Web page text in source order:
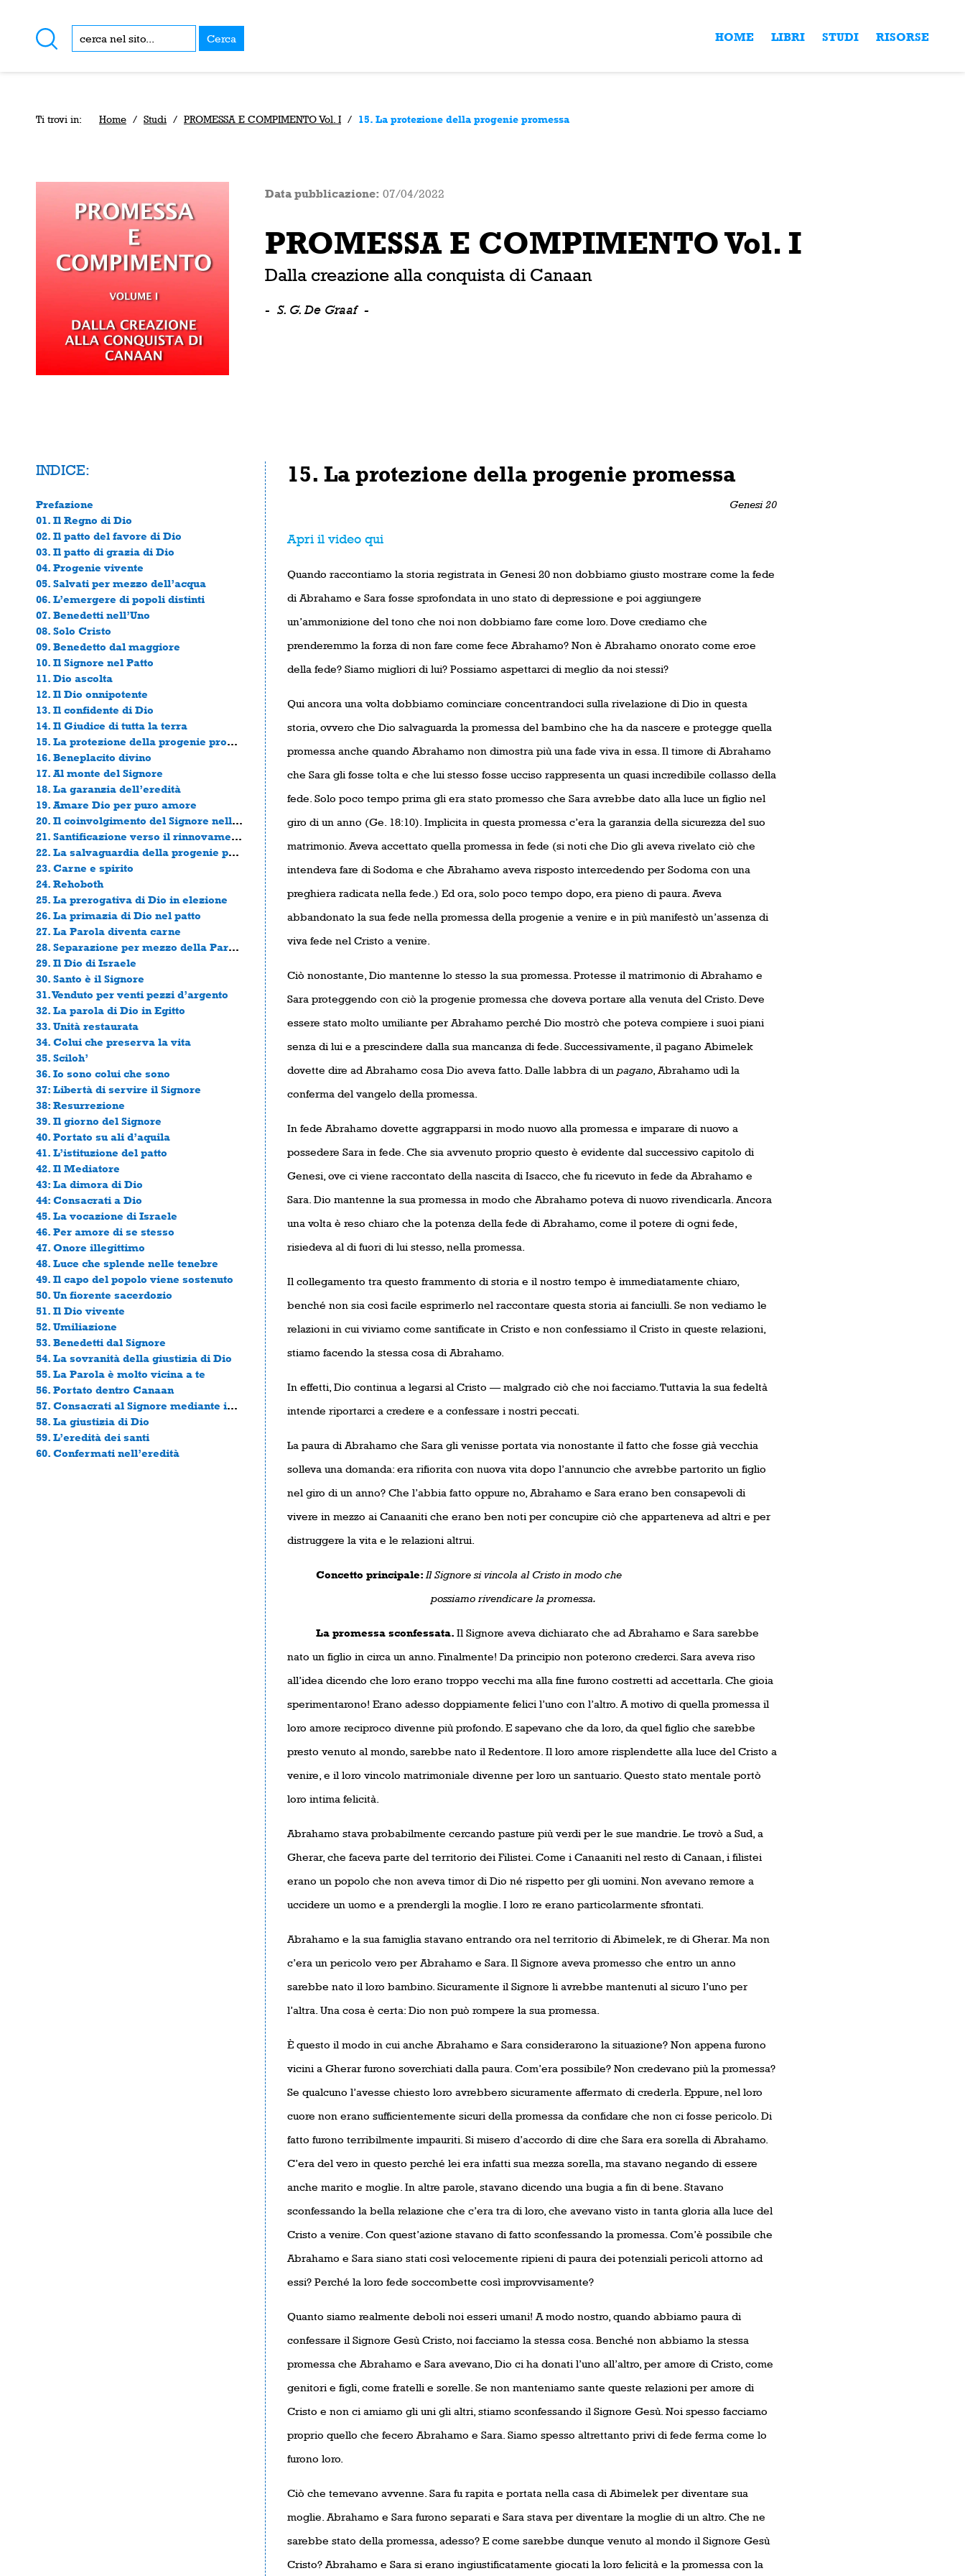
Cerca HOME LIBRI STUDI RISORSE
Ti trovi in: Home / Studi / PROMESSA E COMPIMENTO Vol. I / 15. La protezione della progenie promessa
Data pubblicazione: 07/04/2022
PROMESSA E COMPIMENTO Vol. I
Dalla creazione alla conquista di Canaan
- S. G. De Graaf -
INDICE:
Prefazione
01. Il Regno di Dio
02. Il patto del favore di Dio
03. Il patto di grazia di Dio
04. Progenie vivente
05. Salvati per mezzo dell’acqua
06. L’emergere di popoli distinti
07. Benedetti nell’Uno
08. Solo Cristo
09. Benedetto dal maggiore
10. Il Signore nel Patto
11. Dio ascolta
12. Il Dio onnipotente
13. Il confidente di Dio
14. Il Giudice di tutta la terra
15. La protezione della progenie promessa
16. Beneplacito divino
17. Al monte del Signore
18. La garanzia dell’eredità
19. Amare Dio per puro amore
20. Il coinvolgimento del Signore nella sofferenza umana
21. Santificazione verso il rinnovamento
22. La salvaguardia della progenie pattizia
23. Carne e spirito
24. Rehoboth
25. La prerogativa di Dio in elezione
26. La primazia di Dio nel patto
27. La Parola diventa carne
28. Separazione per mezzo della Parola
29. Il Dio di Israele
30. Santo è il Signore
31. Venduto per venti pezzi d’argento
32. La parola di Dio in Egitto
33. Unità restaurata
34. Colui che preserva la vita
35. Sciloh’
36. Io sono colui che sono
37: Libertà di servire il Signore
38: Resurrezione
39. Il giorno del Signore
40. Portato su ali d’aquila
41. L’istituzione del patto
42. Il Mediatore
43: La dimora di Dio
44: Consacrati a Dio
45. La vocazione di Israele
46. Per amore di se stesso
47. Onore illegittimo
48. Luce che splende nelle tenebre
49. Il capo del popolo viene sostenuto
50. Un fiorente sacerdozio
51. Il Dio vivente
52. Umiliazione
53. Benedetti dal Signore
54. La sovranità della giustizia di Dio
55. La Parola è molto vicina a te
56. Portato dentro Canaan
57. Consacrati al Signore mediante interdetto
58. La giustizia di Dio
59. L’eredità dei santi
60. Confermati nell’eredità
15. La protezione della progenie promessa
Genesi 20
Apri il video qui
Quando raccontiamo la storia registrata in Genesi 20 non dobbiamo giusto mostrare come la fede
di Abrahamo e Sara fosse sprofondata in uno stato di depressione e poi aggiungere
un’ammonizione del tono che noi non dobbiamo fare come loro. Dove crediamo che
prenderemmo la forza di non fare come fece Abrahamo? Non è Abrahamo onorato come eroe
della fede? Siamo migliori di lui? Possiamo aspettarci di meglio da noi stessi?
Qui ancora una volta dobbiamo cominciare concentrandoci sulla rivelazione di Dio in questa
storia, ovvero che Dio salvaguarda la promessa del bambino che ha da nascere e protegge quella
promessa anche quando Abrahamo non dimostra più una fade viva in essa. Il timore di Abrahamo
che Sara gli fosse tolta e che lui stesso fosse ucciso rappresenta un quasi incredibile collasso della
fede. Solo poco tempo prima gli era stato promesso che Sara avrebbe dato alla luce un figlio nel
giro di un anno (Ge. 18:10). Implicita in questa promessa c’era la garanzia della sicurezza del suo
matrimonio. Aveva accettato quella promessa in fede (si noti che Dio gli aveva rivelato ciò che
intendeva fare di Sodoma e che Abrahamo aveva risposto intercedendo per Sodoma con una
preghiera radicata nella fede.) Ed ora, solo poco tempo dopo, era pieno di paura. Aveva
abbandonato la sua fede nella promessa della progenie a venire e in più manifestò un’assenza di
viva fede nel Cristo a venire.
Ciò nonostante, Dio mantenne lo stesso la sua promessa. Protesse il matrimonio di Abrahamo e
Sara proteggendo con ciò la progenie promessa che doveva portare alla venuta del Cristo. Deve
essere stato molto umiliante per Abrahamo perché Dio mostrò che poteva compiere i suoi piani
senza di lui e a prescindere dalla sua mancanza di fede. Successivamente, il pagano Abimelek
dovette dire ad Abrahamo cosa Dio aveva fatto. Dalle labbra di un pagano, Abrahamo udì la
conferma del vangelo della promessa.
In fede Abrahamo dovette aggrapparsi in modo nuovo alla promessa e imparare di nuovo a
possedere Sara in fede. Che sia avvenuto proprio questo è evidente dal successivo capitolo di
Genesi, ove ci viene raccontato della nascita di Isacco, che fu ricevuto in fede da Abrahamo e
Sara. Dio mantenne la sua promessa in modo che Abrahamo poteva di nuovo rivendicarla. Ancora
una volta è reso chiaro che la potenza della fede di Abrahamo, come il potere di ogni fede,
risiedeva al di fuori di lui stesso, nella promessa.
Il collegamento tra questo frammento di storia e il nostro tempo è immediatamente chiaro,
benché non sia così facile esprimerlo nel raccontare questa storia ai fanciulli. Se non vediamo le
relazioni in cui viviamo come santificate in Cristo e non confessiamo il Cristo in queste relazioni,
stiamo facendo la stessa cosa di Abrahamo.
In effetti, Dio continua a legarsi al Cristo — malgrado ciò che noi facciamo. Tuttavia la sua fedeltà
intende riportarci a credere e a confessare i nostri peccati.
La paura di Abrahamo che Sara gli venisse portata via nonostante il fatto che fosse già vecchia
solleva una domanda: era rifiorita con nuova vita dopo l’annuncio che avrebbe partorito un figlio
nel giro di un anno? Che l’abbia fatto oppure no, Abrahamo e Sara erano ben consapevoli di
vivere in mezzo ai Canaaniti che erano ben noti per concupire ciò che apparteneva ad altri e per
distruggere la vita e le relazioni altrui.
Concetto principale: Il Signore si vincola al Cristo in modo che
possiamo rivendicare la promessa.
La promessa sconfessata. Il Signore aveva dichiarato che ad Abrahamo e Sara sarebbe
nato un figlio in circa un anno. Finalmente! Da principio non poterono crederci. Sara aveva riso
all’idea dicendo che loro erano troppo vecchi ma alla fine furono costretti ad accettarla. Che gioia
sperimentarono! Erano adesso doppiamente felici l’uno con l’altro. A motivo di quella promessa il
loro amore reciproco divenne più profondo. E sapevano che da loro, da quel figlio che sarebbe
presto venuto al mondo, sarebbe nato il Redentore. Il loro amore risplendette alla luce del Cristo a
venire, e il loro vincolo matrimoniale divenne per loro un santuario. Questo stato mentale portò
loro intima felicità.
Abrahamo stava probabilmente cercando pasture più verdi per le sue mandrie. Le trovò a Sud, a
Gherar, che faceva parte del territorio dei Filistei. Come i Canaaniti nel resto di Canaan, i filistei
erano un popolo che non aveva timor di Dio né rispetto per gli uomini. Non avevano remore a
uccidere un uomo e a prendergli la moglie. I loro re erano particolarmente sfrontati.
Abrahamo e la sua famiglia stavano entrando ora nel territorio di Abimelek, re di Gherar. Ma non
c’era un pericolo vero per Abrahamo e Sara. Il Signore aveva promesso che entro un anno
sarebbe nato il loro bambino. Sicuramente il Signore li avrebbe mantenuti al sicuro l’uno per
l’altra. Una cosa è certa: Dio non può rompere la sua promessa.
È questo il modo in cui anche Abrahamo e Sara considerarono la situazione? Non appena furono
vicini a Gherar furono soverchiati dalla paura. Com’era possibile? Non credevano più la promessa?
Se qualcuno l’avesse chiesto loro avrebbero sicuramente affermato di crederla. Eppure, nel loro
cuore non erano sufficientemente sicuri della promessa da confidare che non ci fosse pericolo. Di
fatto furono terribilmente impauriti. Si misero d’accordo di dire che Sara era sorella di Abrahamo.
C’era del vero in questo perché lei era infatti sua mezza sorella, ma stavano negando di essere
anche marito e moglie. In altre parole, stavano dicendo una bugia a fin di bene. Stavano
sconfessando la bella relazione che c’era tra di loro, che avevano visto in tanta gloria alla luce del
Cristo a venire. Con quest’azione stavano di fatto sconfessando la promessa. Com’è possibile che
Abrahamo e Sara siano stati così velocemente ripieni di paura dei potenziali pericoli attorno ad
essi? Perché la loro fede soccombette così improvvisamente?
Quanto siamo realmente deboli noi esseri umani! A modo nostro, quando abbiamo paura di
confessare il Signore Gesù Cristo, noi facciamo la stessa cosa. Benché non abbiamo la stessa
promessa che Abrahamo e Sara avevano, Dio ci ha donati l’uno all’altro, per amore di Cristo, come
genitori e figli, come fratelli e sorelle. Se non manteniamo sante queste relazioni per amore di
Cristo e non ci amiamo gli uni gli altri, stiamo sconfessando il Signore Gesù. Noi spesso facciamo
proprio quello che fecero Abrahamo e Sara. Siamo spesso altrettanto privi di fede ferma come lo
furono loro.
Ciò che temevano avvenne. Sara fu rapita e portata nella casa di Abimelek per diventare sua
moglie. Abrahamo e Sara furono separati e Sara stava per diventare la moglie di un altro. Che ne
sarebbe stato della promessa, adesso? E come sarebbe dunque venuto al mondo il Signore Gesù
Cristo? Abrahamo e Sara si erano ingiustificatamente giocati la loro felicità e la promessa con la